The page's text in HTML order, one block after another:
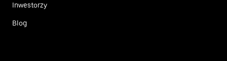
Inwestorzy
Blog